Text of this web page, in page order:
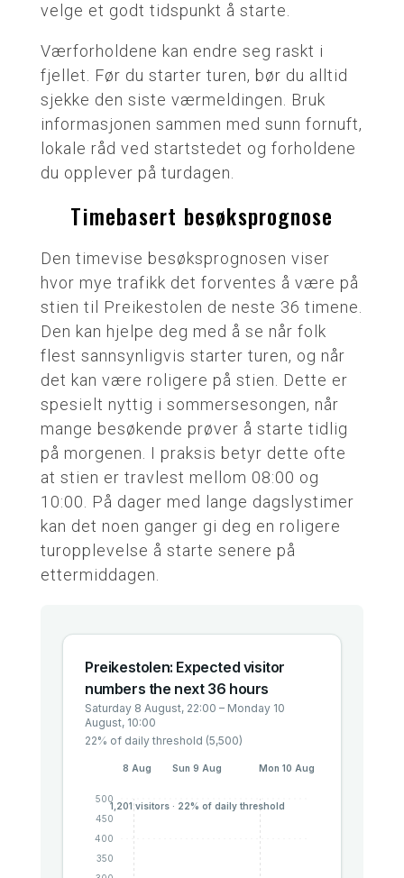
velge et godt tidspunkt å starte.
Værforholdene kan endre seg raskt i
fjellet. Før du starter turen, bør du alltid
sjekke den siste værmeldingen. Bruk
informasjonen sammen med sunn fornuft,
lokale råd ved startstedet og forholdene
du opplever på turdagen.
Timebasert besøksprognose
Den timevise besøksprognosen viser
hvor mye trafikk det forventes å være på
stien til Preikestolen de neste 36 timene.
Den kan hjelpe deg med å se når folk
flest sannsynligvis starter turen, og når
det kan være roligere på stien. Dette er
spesielt nyttig i sommersesongen, når
mange besøkende prøver å starte tidlig
på morgenen. I praksis betyr dette ofte
at stien er travlest mellom 08:00 og
10:00. På dager med lange dagslystimer
kan det noen ganger gi deg en roligere
turopplevelse å starte senere på
ettermiddagen.